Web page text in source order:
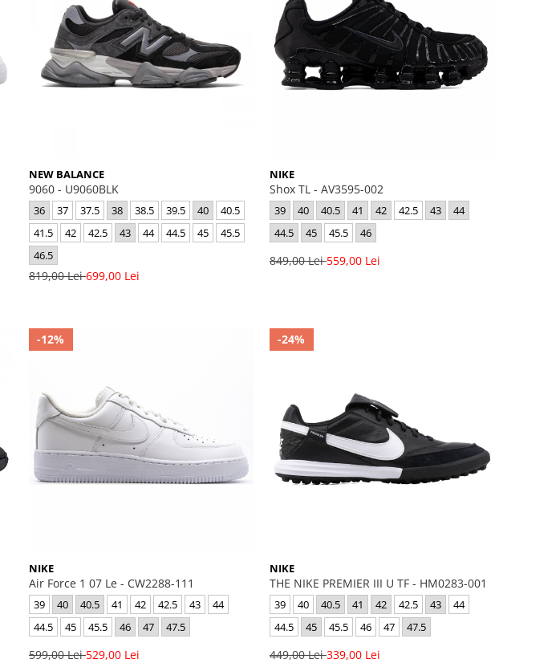
NEW BALANCE
9060 - U9060BLK
36 37 37.5 38 38.5 39.5 40
40.5
41.5
42 42.5 43 44 44.5 45
45.5
46.5
819,00 Lei699,00 Lei
NIKE
Shox TL - AV3595-002
39 40 40.5 41 42 42.5 43
44
44.5
45 45.5 46
849,00 Lei559,00 Lei
-12%
NIKE
Air Force 1 07 Le - CW2288-111
39 40 40.5 41 42 42.5 43
44
44.5
45 45.5 46 47 47.5
599,00 Lei529,00 Lei
-24%
NIKE
THE NIKE PREMIER III U TF - HM0283-001
39 40 40.5 41 42 42.5 43
44
44.5
45 45.5 46 47 47.5
449,00 Lei339,00 Lei